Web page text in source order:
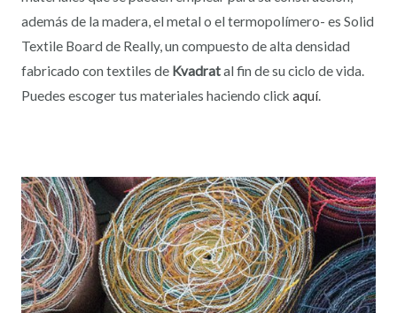
además de la madera, el metal o el termopolímero- es Solid
Textile Board de Really, un compuesto de alta densidad
fabricado con textiles de Kvadratal fin de su ciclo de vida.
Puedes escoger tus materiales haciendo click aquí.